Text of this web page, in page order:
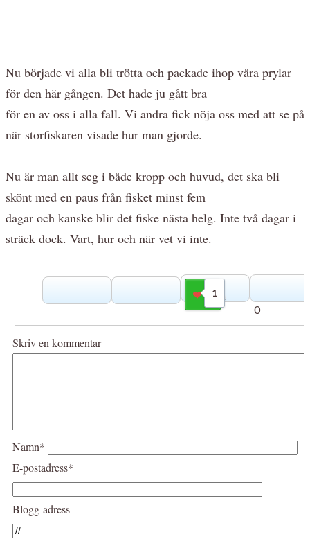
Nu började vi alla bli trötta och packade ihop våra prylar
för den här gången. Det hade ju gått bra
för en av oss i alla fall. Vi andra fick nöja oss med att se på
när storfiskaren visade hur man gjorde.
Nu är man allt seg i både kropp och huvud, det ska bli
skönt med en paus från fisket minst fem
dagar och kanske blir det fiske nästa helg. Inte två dagar i
sträck dock. Vart, hur och när vet vi inte.
1
Gilla
0
Skriv en kommentar
Namn*
E-postadress*
Blogg-adress